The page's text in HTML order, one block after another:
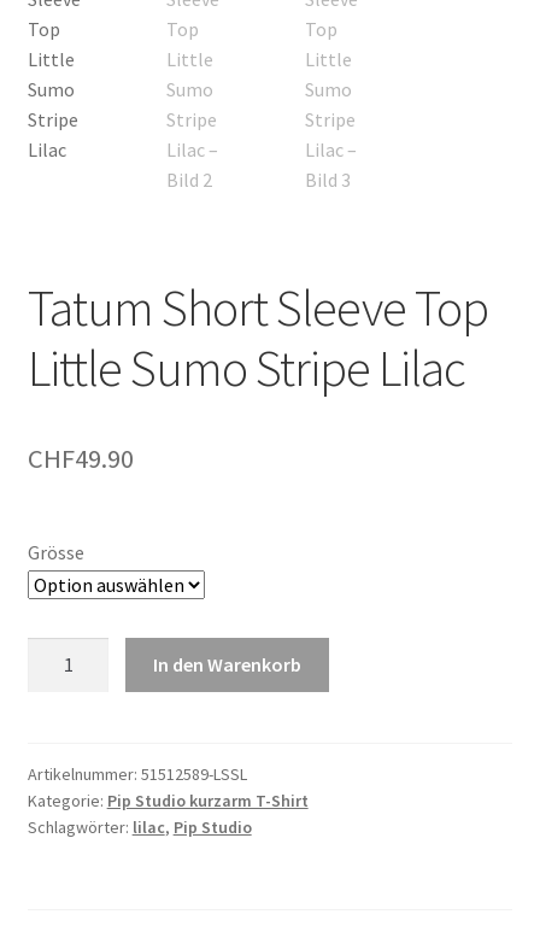
Tatum Short Sleeve Top
Little Sumo Stripe Lilac
CHF49.90
Grösse
Little
Sumo
Stripe
In den Warenkorb
Artikelnummer: 51512589-LSSL
Kategorie: Pip Studio kurzarm T-Shirt
Schlagwörter: lilac, Pip Studio